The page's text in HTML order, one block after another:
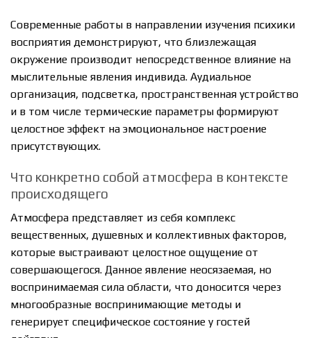
Современные работы в направлении изучения психики
восприятия демонстрируют, что близлежащая
окружение производит непосредственное влияние на
мыслительные явления индивида. Аудиальное
организация, подсветка, пространственная устройство
и в том числе термические параметры формируют
целостное эффект на эмоциональное настроение
присутствующих.
Что конкретно собой атмосфера в контексте
происходящего
Атмосфера представляет из себя комплекс
вещественных, душевных и коллективных факторов,
которые выстраивают целостное ощущение от
совершающегося. Данное явление неосязаемая, но
воспринимаемая сила области, что доносится через
многообразные воспринимающие методы и
генерирует специфическое состояние у гостей